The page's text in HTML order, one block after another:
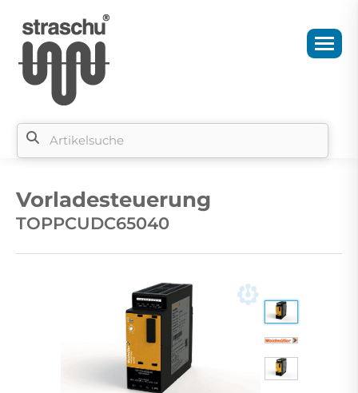
Vorladesteuerung
TOPPCUDC65040